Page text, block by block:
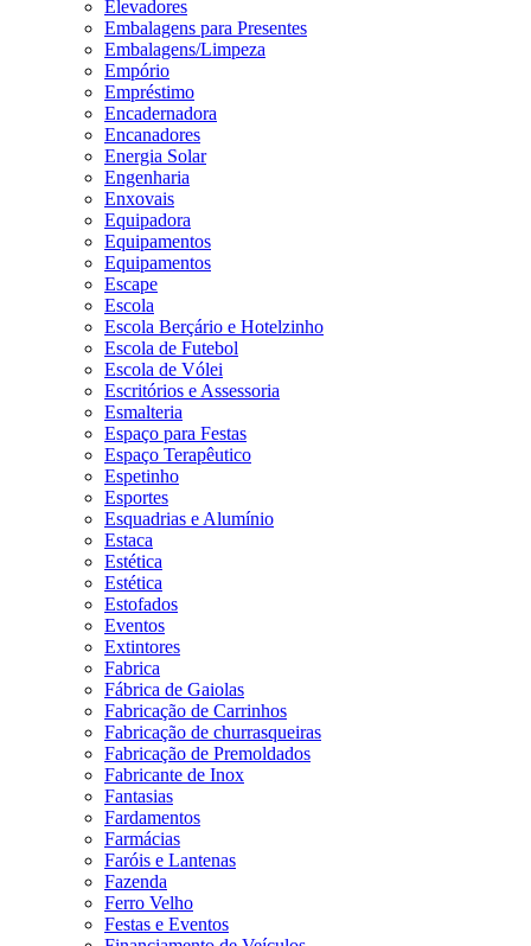
Elevadores
Embalagens para Presentes
Embalagens/Limpeza
Empório
Empréstimo
Encadernadora
Encanadores
Energia Solar
Engenharia
Enxovais
Equipadora
Equipamentos
Equipamentos
Escape
Escola
Escola Berçário e Hotelzinho
Escola de Futebol
Escola de Vólei
Escritórios e Assessoria
Esmalteria
Espaço para Festas
Espaço Terapêutico
Espetinho
Esportes
Esquadrias e Alumínio
Estaca
Estética
Estética
Estofados
Eventos
Extintores
Fabrica
Fábrica de Gaiolas
Fabricação de Carrinhos
Fabricação de churrasqueiras
Fabricação de Premoldados
Fabricante de Inox
Fantasias
Fardamentos
Farmácias
Faróis e Lantenas
Fazenda
Ferro Velho
Festas e Eventos